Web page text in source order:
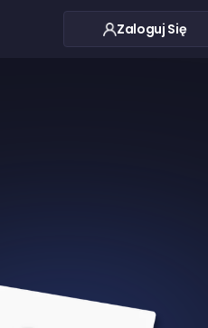
Zaloguj Się